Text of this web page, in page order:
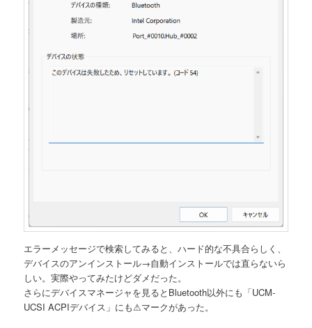
エラーメッセージで検索してみると、ハード的な不具合らしく、
デバイスのアンインストール→自動インストールでは直らないら
しい。実際やってみたけどダメだった。
さらにデバイスマネージャを見るとBluetooth以外にも「UCM-
UCSI ACPIデバイス」にも⚠マークがあった。